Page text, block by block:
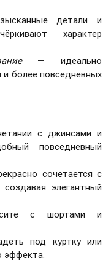
детали и
характер
— идеально
более повседневных
с джинсами и
повседневный
сочетается с
элегантный
с шортами и
под куртку или
эффекта.